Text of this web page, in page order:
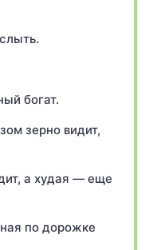
богат.
зерно видит,
а худая — еще
по дорожке